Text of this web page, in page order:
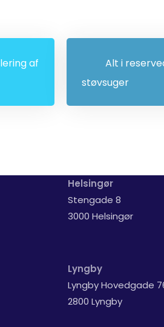
af
Alt i
støvsuger
Helsingør
Stengade 8
3000 Helsingør
Lyngby
Lyngby Hovedgade
2800 Lyngby